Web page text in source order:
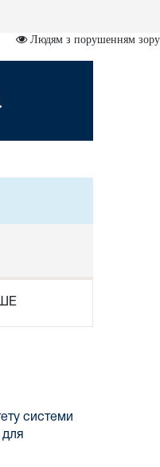
Людям з порушенням зору
системи
для